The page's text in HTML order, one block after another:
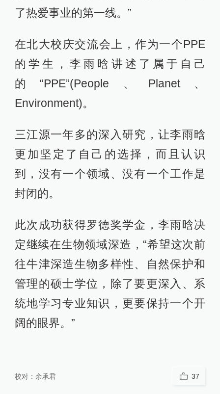
了热爱事业的第一线。”
在北大校庆交流会上，作为一个PPE
的学生，李雨晗讲述了属于自己
的“PPE”(People、Planet、
Environment)。
三江源一年多的深入研究，让李雨晗
更加坚定了自己的选择，而且认识
到，没有一个领域、没有一个工作是
封闭的。
此次成功获得罗德奖学金，李雨晗决
定继续在生物领域深造，“希望这次前
往牛津深造生物多样性、自然保护和
管理的硕士学位，除了要更深入、系
统地学习专业知识，更要保持一个开
阔的眼界。”
校对： 余承君 37